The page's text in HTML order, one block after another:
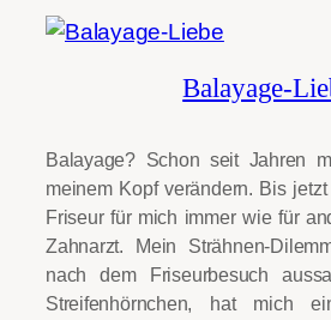
Balayage-
Balayage? Schon seit Jahren
meinem Kopf verändern. Bis
Friseur für mich immer wie für
Zahnarzt. Mein Strähnen-
nach dem Friseurbesuch
Streifenhörnchen, hat mich